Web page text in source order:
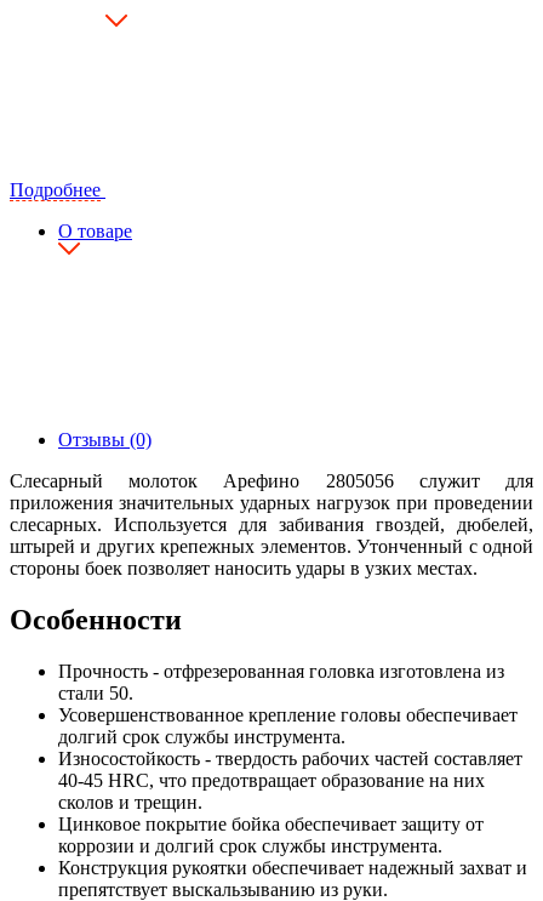
Подробнее
О товаре
Отзывы (0)
Слесарный молоток Арефино 2805056 служит для
приложения значительных ударных нагрузок при проведении
слесарных. Используется для забивания гвоздей, дюбелей,
штырей и других крепежных элементов. Утонченный с одной
стороны боек позволяет наносить удары в узких местах.
Особенности
Прочность - отфрезерованная головка изготовлена из
стали 50.
Усовершенствованное крепление головы обеспечивает
долгий срок службы инструмента.
Износостойкость - твердость рабочих частей составляет
40-45 HRC, что предотвращает образование на них
сколов и трещин.
Цинковое покрытие бойка обеспечивает защиту от
коррозии и долгий срок службы инструмента.
Конструкция рукоятки обеспечивает надежный захват и
препятствует выскальзыванию из руки.